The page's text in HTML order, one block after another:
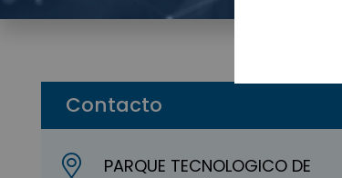
Contacto
PARQUE TECNOLOGICO DE